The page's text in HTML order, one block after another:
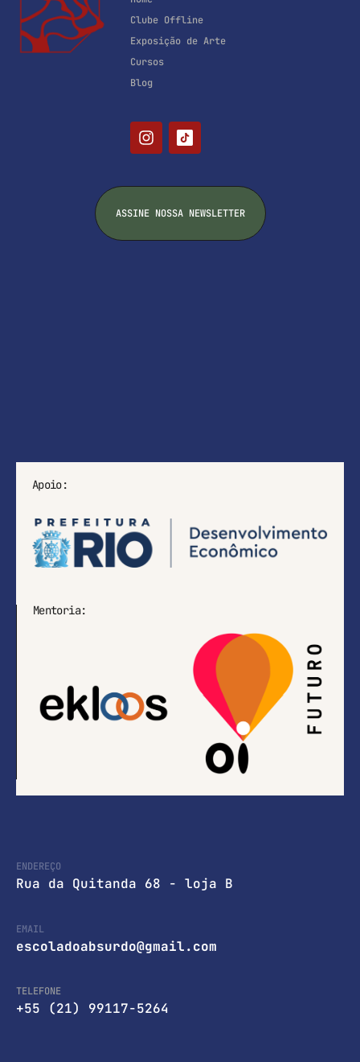
Clube Offline
Exposição de Arte
Cursos
Blog
ASSINE NOSSA NEWSLETTER
Apoio:
Mentoria:
ENDEREÇO
Rua da Quitanda 68 - loja B
EMAIL
escoladoabsurdo@gmail.com
TELEFONE
+55 (21) 99117-5264